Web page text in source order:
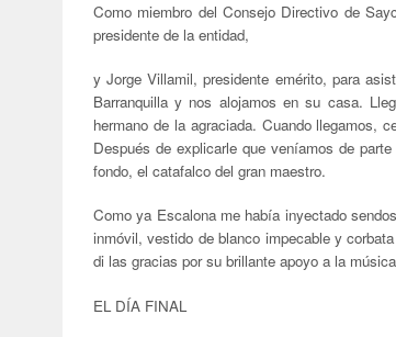
Como miembro del Consejo Directivo de
presidente de la entidad,
y Jorge Villamil, presidente emérito, para
Barranquilla y nos alojamos en su casa.
hermano de la agraciada. Cuando llegamos,
Después de explicarle que veníamos de
fondo, el catafalco del gran maestro.
Como ya Escalona me había inyectado
inmóvil, vestido de blanco impecable y
di las gracias por su brillante apoyo a la
EL DÍA FINAL